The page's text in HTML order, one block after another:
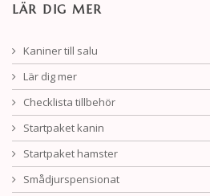
LÄR DIG MER
Kaniner till salu
Lär dig mer
Checklista tillbehör
Startpaket kanin
Startpaket hamster
Smådjurspensionat